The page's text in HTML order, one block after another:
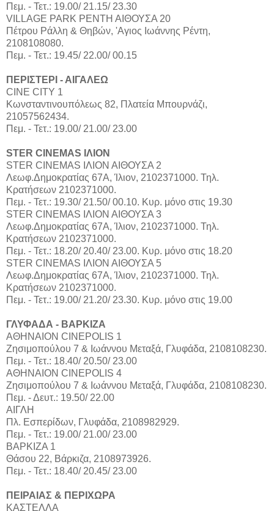
Πεμ. - Τετ.: 19.00/ 21.15/ 23.30
VILLAGE PARK ΡΕΝΤΗ ΑΙΘΟΥΣΑ 20
Πέτρου Ράλλη & Θηβών, 'Αγιος Ιωάννης Ρέντη,
2108108080.
Πεμ. - Τετ.: 19.45/ 22.00/ 00.15
ΠΕΡΙΣΤΕΡΙ - ΑΙΓΑΛΕΩ
CINE CITY 1
Κωνσταντινουπόλεως 82, Πλατεία Μπουρνάζι,
21057562434.
Πεμ. - Τετ.: 19.00/ 21.00/ 23.00
STER CINEMAS ΙΛΙΟΝ
STER CINEMAS ΙΛΙΟΝ ΑΙΘΟΥΣΑ 2
Λεωφ.Δημοκρατίας 67Α, Ίλιον, 2102371000. Τηλ.
Κρατήσεων 2102371000.
Πεμ. - Τετ.: 19.30/ 21.50/ 00.10. Kυρ. μόνο στις 19.30
STER CINEMAS ΙΛΙΟΝ ΑΙΘΟΥΣΑ 3
Λεωφ.Δημοκρατίας 67Α, Ίλιον, 2102371000. Τηλ.
Κρατήσεων 2102371000.
Πεμ. - Τετ.: 18.20/ 20.40/ 23.00. Κυρ. μόνο στις 18.20
STER CINEMAS ΙΛΙΟΝ ΑΙΘΟΥΣΑ 5
Λεωφ.Δημοκρατίας 67Α, Ίλιον, 2102371000. Τηλ.
Κρατήσεων 2102371000.
Πεμ. - Τετ.: 19.00/ 21.20/ 23.30. Kυρ. μόνο στις 19.00
ΓΛΥΦΑΔΑ - ΒΑΡΚΙΖΑ
ΑΘΗΝΑΙΟΝ CINEPOLIS 1
Ζησιμοπούλου 7 & Ιωάννου Μεταξά, Γλυφάδα, 2108108230.
Πεμ. - Τετ.: 18.40/ 20.50/ 23.00
ΑΘΗΝΑΙΟΝ CINEPOLIS 4
Ζησιμοπούλου 7 & Ιωάννου Μεταξά, Γλυφάδα, 2108108230.
Πεμ. - Δευτ.: 19.50/ 22.00
ΑΙΓΛΗ
Πλ. Εσπερίδων, Γλυφάδα, 2108982929.
Πεμ. - Τετ.: 19.00/ 21.00/ 23.00
ΒΑΡΚΙΖΑ 1
Θάσου 22, Βάρκιζα, 2108973926.
Πεμ. - Τετ.: 18.40/ 20.45/ 23.00
ΠΕΙΡΑΙΑΣ & ΠΕΡΙΧΩΡΑ
ΚΑΣΤΕΛΛΑ